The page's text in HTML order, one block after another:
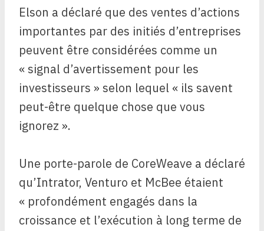
Elson a déclaré que des ventes d’actions
importantes par des initiés d’entreprises
peuvent être considérées comme un
« signal d’avertissement pour les
investisseurs » selon lequel « ils savent
peut-être quelque chose que vous
ignorez ».
Une porte-parole de CoreWeave a déclaré
qu’Intrator, Venturo et McBee étaient
« profondément engagés dans la
croissance et l’exécution à long terme de